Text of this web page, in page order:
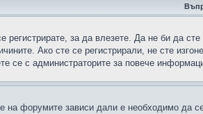
регистрирате, за да влезете. Да не би да
Ако сте се регистрирали, не сте
се с администраторите за повече
форумите зависи дали е необходимо да